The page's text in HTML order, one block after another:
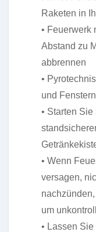
Raketen in
• Feuerwerk
Abstand zu
abbrennen
•
und
• Starten
• Wenn
versagen,
um
• Lassen